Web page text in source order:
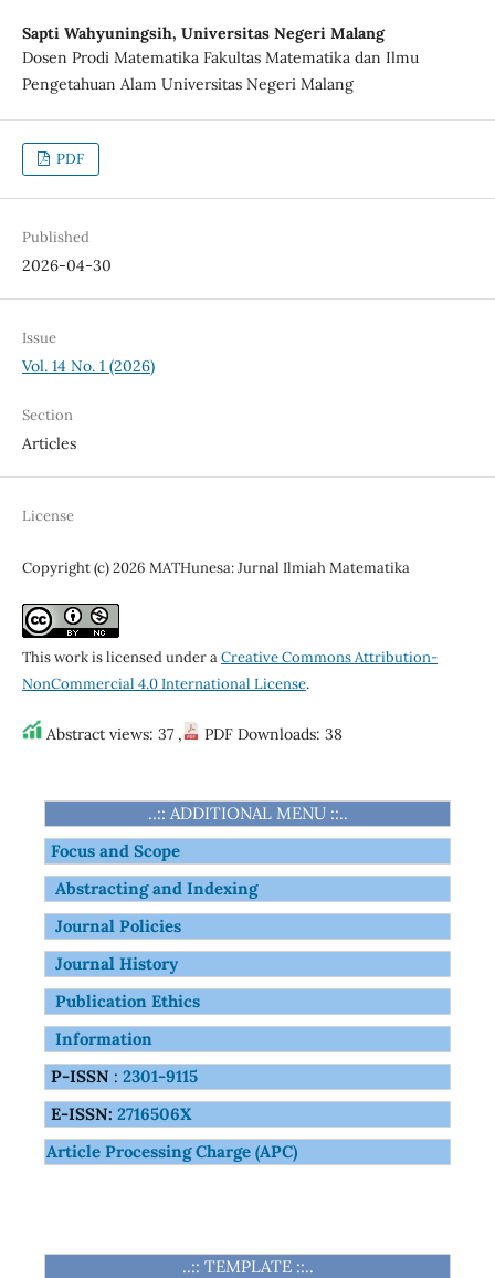
Sapti Wahyuningsih, Universitas Negeri Malang
Dosen Prodi Matematika Fakultas Matematika dan Ilmu
Pengetahuan Alam Universitas Negeri Malang
PDF
Published
2026-04-30
Issue
Vol. 14 No. 1 (2026)
Section
Articles
License
Copyright (c) 2026 MATHunesa: Jurnal Ilmiah Matematika
This work is licensed under aCreative Commons Attribution-
NonCommercial 4.0 International License.
Abstract views: 37 , PDF Downloads: 38
..:: ADDITIONAL MENU ::..
Focus and Scope
Abstracting and Indexing
Journal Policies
Journal History
Publication Ethics
Information
P-ISSN : 2301-9115
E-ISSN: 2716506X
Article Processing Charge (APC)
..:: TEMPLATE ::..